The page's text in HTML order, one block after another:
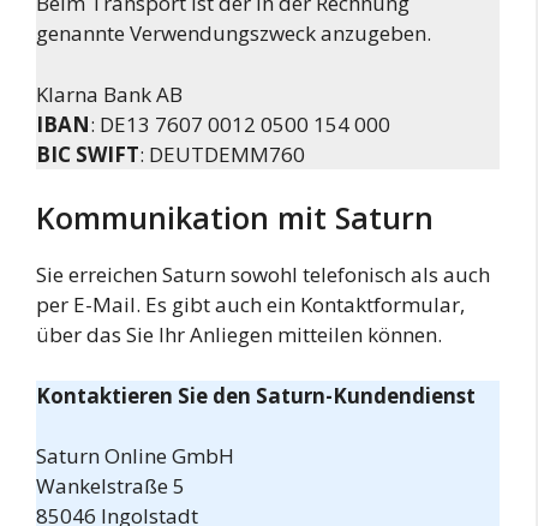
genannte Verwendungszweck anzugeben.
Klarna Bank AB
IBAN: DE13 7607 0012 0500 154 000
BIC SWIFT: DEUTDEMM760
Kommunikation mit Saturn
Sie erreichen Saturn sowohl telefonisch als auch
per E-Mail. Es gibt auch ein Kontaktformular,
über das Sie Ihr Anliegen mitteilen können.
Kontaktieren Sie den Saturn-Kundendienst
Saturn Online GmbH
Wankelstraße 5
85046 Ingolstadt